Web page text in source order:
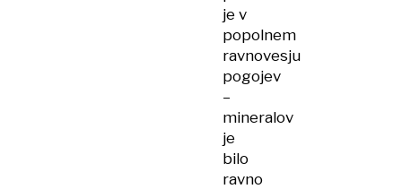
je v
popolnem
ravnovesju
pogojev
–
mineralov
je
bilo
ravno